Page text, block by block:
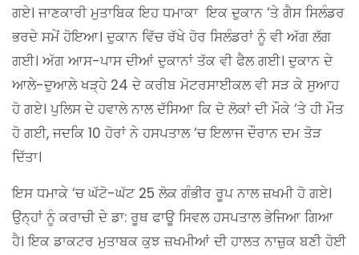
ਗਏ। ਜਾਣਕਾਰੀ ਮੁਤਾਬਿਕ ਇਹ ਧਮਾਕਾ ਇਕ ਦੁਕਾਨ ‘ਤੇ ਗੈਸ ਸਿਲੰਡਰ
ਭਰਦੇ ਸਮੇਂ ਹੋਇਆ। ਦੁਕਾਨ ਵਿੱਚ ਰੱਖੇ ਹੋਰ ਸਿਲੰਡਰਾਂ ਨੂੰ ਵੀ ਅੱਗ ਲੱਗ
ਗਈ। ਅੱਗ ਆਸ-ਪਾਸ ਦੀਆਂ ਦੁਕਾਨਾਂ ਤੱਕ ਵੀ ਫੈਲ ਗਈ। ਦੁਕਾਨ ਦੇ
ਆਲੇ-ਦੁਆਲੇ ਖੜ੍ਹੇ 24 ਦੇ ਕਰੀਬ ਮੋਟਰਸਾਈਕਲ ਵੀ ਸੜ ਕੇ ਸੁਆਹ
ਹੋ ਗਏ। ਪੁਲਿਸ ਦੇ ਹਵਾਲੇ ਨਾਲ ਦੱਸਿਆ ਕਿ ਦੋ ਲੋਕਾਂ ਦੀ ਮੌਕੇ ‘ਤੇ ਹੀ ਮੌਤ
ਹੋ ਗਈ, ਜਦਕਿ 10 ਹੋਰਾਂ ਨੇ ਹਸਪਤਾਲ ‘ਚ ਇਲਾਜ ਦੌਰਾਨ ਦਮ ਤੋੜ
ਦਿੱਤਾ।
ਇਸ ਧਮਾਕੇ ‘ਚ ਘੱਟੋ-ਘੱਟ 25 ਲੋਕ ਗੰਭੀਰ ਰੂਪ ਨਾਲ ਜ਼ਖਮੀ ਹੋ ਗਏ।
ਉਨ੍ਹਾਂ ਨੂੰ ਕਰਾਚੀ ਦੇ ਡਾ: ਰੂਥ ਫਾਊ ਸਿਵਲ ਹਸਪਤਾਲ ਭੇਜਿਆ ਗਿਆ
ਹੈ। ਇਕ ਡਾਕਟਰ ਮੁਤਾਬਕ ਕੁਝ ਜ਼ਖਮੀਆਂ ਦੀ ਹਾਲਤ ਨਾਜ਼ੁਕ ਬਣੀ ਹੋਈ